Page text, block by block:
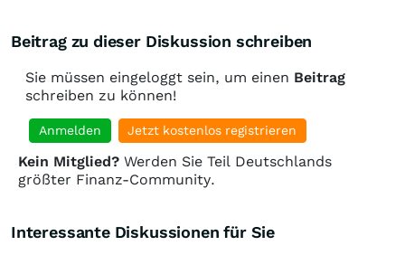
Beitrag zu dieser Diskussion schreiben
Sie müssen eingeloggt sein, um einen Beitrag
schreiben zu können!
Anmelden Jetzt kostenlos registrieren
Kein Mitglied? Werden Sie Teil Deutschlands
größter Finanz-Community.
Interessante Diskussionen für Sie